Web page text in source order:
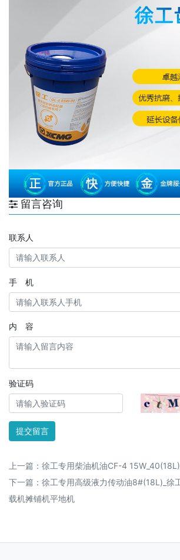
留言咨询
联系人
手 机
内 容
验证码
提交留言
上一篇： 徐工专用柴油机油CF-4
下一篇： 徐工专用高级液力传动油8#(18L)_徐
载机摊铺机平地机